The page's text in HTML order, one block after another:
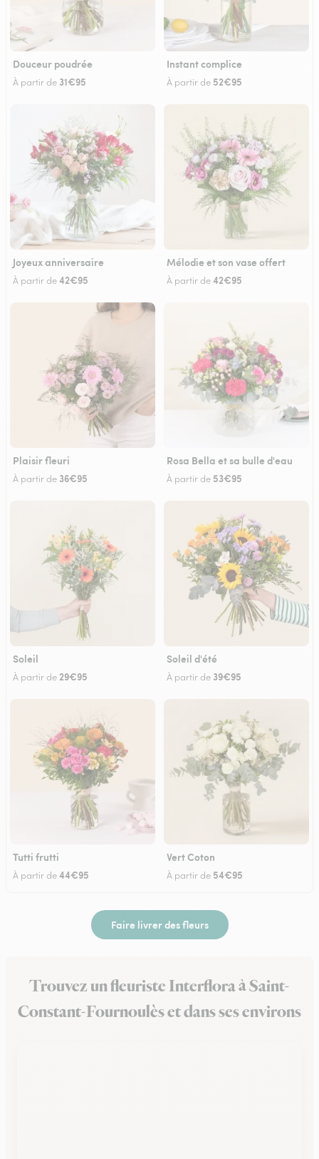
Douceur poudrée
À partir de 31€95
Instant complice
À partir de 52€95
Joyeux anniversaire
À partir de42€95
Mélodie et son vase offert
À partir de42€95
Plaisir fleuri
À partir de 36€95
Rosa Bella et sa bulle d'eau
À partir de 53€95
Soleil
À partir de 29€95
Soleil d'été
À partir de 39€95
Tutti frutti
À partir de44€95
Vert Coton
À partir de 54€95
Faire livrer des fleurs
Trouvez un fleuriste Interflora à Saint-
Constant-Fournoulès et dans ses environs